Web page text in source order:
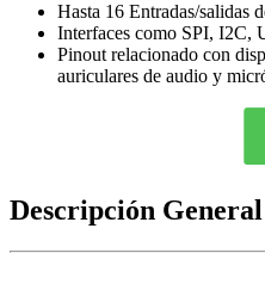
Hasta 16 Entradas/salidas
Interfaces como SPI, I2C,
Pinout relacionado con
auriculares de audio y
Descripción